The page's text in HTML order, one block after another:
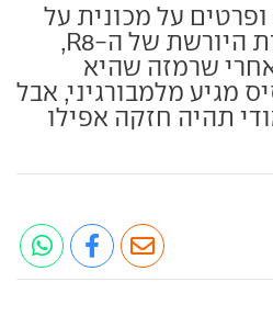
על מכונית על
חדשה שעשויה להיות היורשת של ה-R8,
שרמזה שהיא
מגיע מלמבורגיני, אבל
תהיה חזקה אפילו